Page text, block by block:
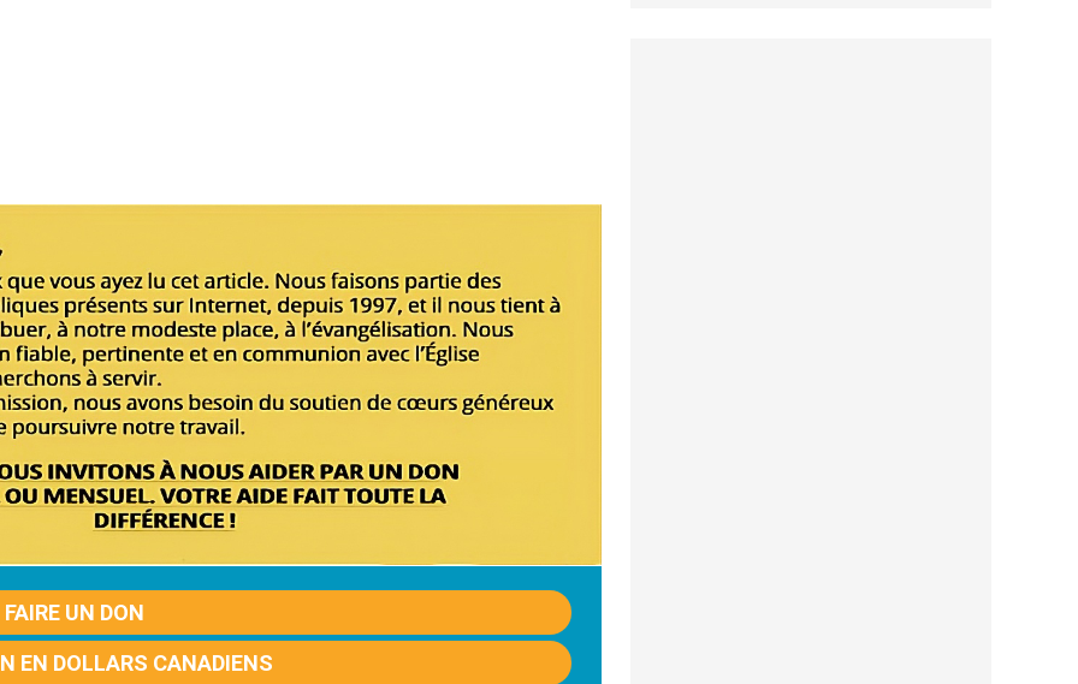
FAIRE UN DON
EN DOLLARS CANADIENS